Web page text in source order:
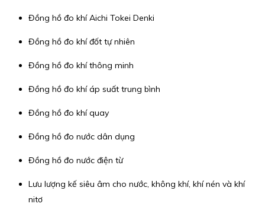
Đồng hồ đo khí Aichi Tokei Denki
Đồng hồ đo khí đốt tự nhiên
Đồng hồ đo khí thông minh
Đồng hồ đo khí áp suất trung bình
Đồng hồ đo khí quay
Đồng hồ đo nước dân dụng
Đồng hồ đo nước điện từ
Lưu lượng kế siêu âm cho nước, không khí, khí nén và khí
nitơ